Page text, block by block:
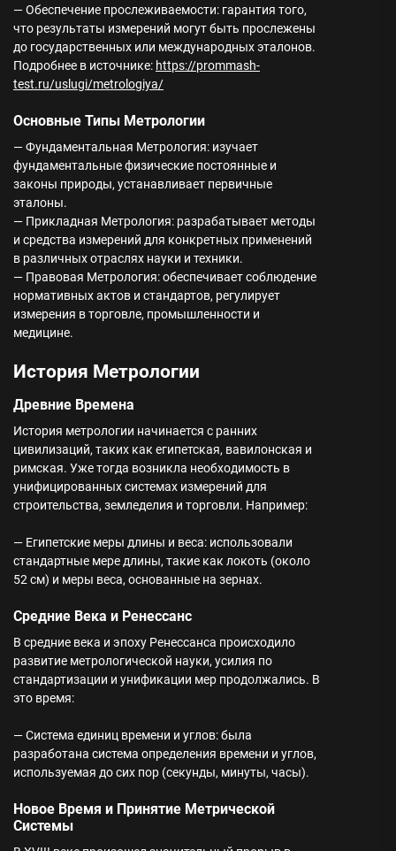
— Обеспечение прослеживаемости: гарантия того,
что результаты измерений могут быть прослежены
до государственных или международных эталонов.
Подробнее в источнике: https://prommash-
test.ru/uslugi/metrologiya/
Основные Типы Метрологии
— Фундаментальная Метрология: изучает
фундаментальные физические постоянные и
законы природы, устанавливает первичные
эталоны.
— Прикладная Метрология: разрабатывает методы
и средства измерений для конкретных применений
в различных отраслях науки и техники.
— Правовая Метрология: обеспечивает соблюдение
нормативных актов и стандартов, регулирует
измерения в торговле, промышленности и
медицине.
История Метрологии
Древние Времена
История метрологии начинается с ранних
цивилизаций, таких как египетская, вавилонская и
римская. Уже тогда возникла необходимость в
унифицированных системах измерений для
строительства, земледелия и торговли. Например:
— Египетские меры длины и веса: использовали
стандартные мере длины, такие как локоть (около
52 см) и меры веса, основанные на зернах.
Средние Века и Ренессанс
В средние века и эпоху Ренессанса происходило
развитие метрологической науки, усилия по
стандартизации и унификации мер продолжались. В
это время:
— Система единиц времени и углов: была
разработана система определения времени и углов,
используемая до сих пор (секунды, минуты, часы).
Новое Время и Принятие Метрической
Системы